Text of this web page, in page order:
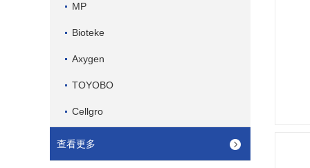
MP
Bioteke
Axygen
TOYOBO
Cellgro
查看更多